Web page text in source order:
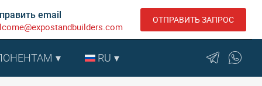
email ОТПРАВИТЬ ЗАПРОС
RU